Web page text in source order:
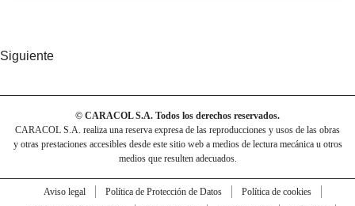
Siguiente
© CARACOL S.A. Todos los derechos reservados.
CARACOL S.A. realiza una reserva expresa de las reproducciones y usos de las obras
y otras prestaciones accesibles desde este sitio web a medios de lectura mecánica u otros
medios que resulten adecuados.
Aviso legal Política de Protección de Datos
Política de cookies